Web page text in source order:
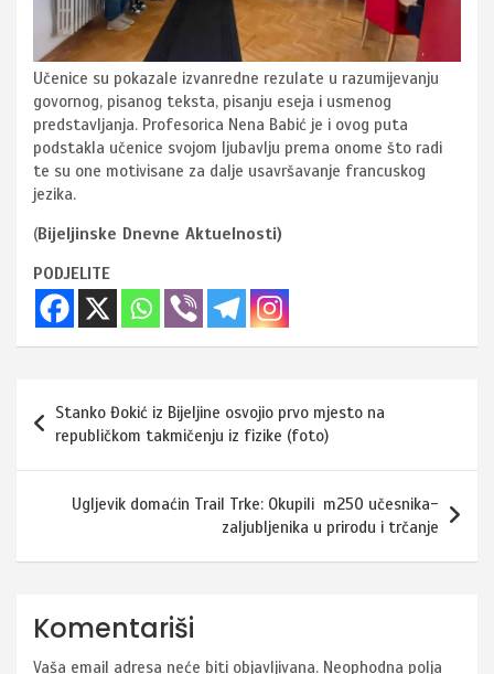
Učenice su pokazale izvanredne rezulate u razumijevanju
govornog, pisanog teksta, pisanju eseja i usmenog
predstavljanja. Profesorica Nena Babić je i ovog puta
podstakla učenice svojom ljubavlju prema onome što radi
te su one motivisane za dalje usavršavanje francuskog
jezika.
(Bijeljinske Dnevne Aktuelnosti)
PODJELITE
članaka
Stanko Đokić iz Bijeljine osvojio prvo mjesto na
republičkom takmičenju iz fizike (foto)
Ugljevik domaćin Trail Trke: Okupili m250 učesnika-
zaljubljenika u prirodu i trčanje
Komentariši
Vaša email adresa neće biti objavljivana. Neophodna polja